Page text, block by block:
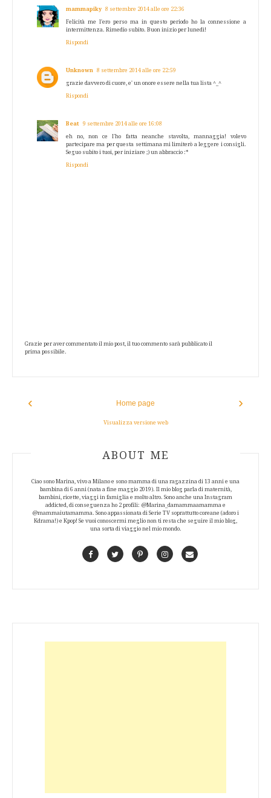
mammapiky 8 settembre 2014 alle ore 22:36
Felicità me l'ero perso ma in questo periodo ho la connessione a
intermittenza. Rimedio subito. Buon inizio per lunedì!
Rispondi
Unknown 8 settembre 2014 alle ore 22:59
grazie davvero di cuore, e' un onore essere nella tua lista ^_^
Rispondi
Beat 9 settembre 2014 alle ore 16:08
eh no, non ce l'ho fatta neanche stavolta, mannaggia! volevo
partecipare ma per questa settimana mi limiterò a leggere i consigli.
Seguo subito i tuoi, per iniziare ;) un abbraccio :*
Rispondi
Grazie per aver commentato il mio post, il tuo commento sarà pubblicato il
prima possibile.
‹ ›
Home page
Visualizza versione web
ABOUT AUTHOR
ABOUT ME
Ciao sono Marina, vivo a Milano e sono mamma di una ragazzina di 13 anni e una
bambina di 6 anni (nata a fine maggio 2019). Il mio blog parla di maternità,
bambini, ricette, viaggi in famiglia e molto altro. Sono anche una Instagram
addicted, di conseguenza ho 2 profili: @Marina_damammaamamma e
@mammaiutamamma. Sono appassionata di Serie TV soprattutto coreane (adoro i
Kdrama!) e Kpop! Se vuoi conoscermi meglio non ti resta che seguire il mio blog,
una sorta di viaggio nel mio mondo.
FacebookTwitterPinterestInstagramContact